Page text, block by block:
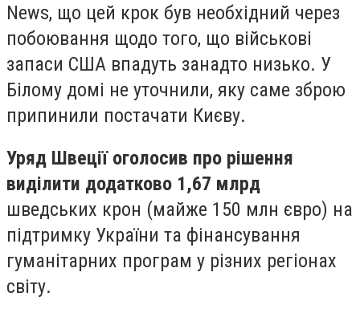
News, що цей крок був необхідний через
побоювання щодо того, що військові
запаси США впадуть занадто низько. У
Білому домі не уточнили, яку саме зброю
припинили постачати Києву.
Уряд Швеції оголосив про рішення
виділити додатково 1,67 млрд
шведських крон (майже 150 млн євро) на
підтримку України та фінансування
гуманітарних програм у різних регіонах
світу.